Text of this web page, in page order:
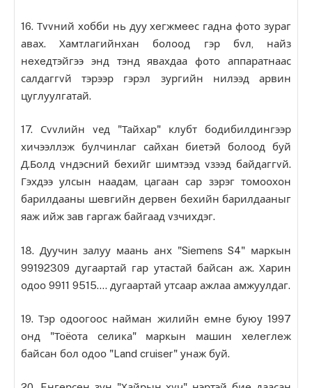
16. Тvvний хобби нь дуу хeгжмeeс гадна фото зураг
авах. Хамтлагийнхан болоод гэр бvл, найз
нeхeдтэйгээ энд тэнд явахдаа фото аппаратнаас
салдаггvй тэрээр гэрэл зургийн нилээд арвин
цуглуулгатай.
17. Сvvлийн vед "Тайхар" клубт бодибилдингээр
хичээллэж булчинлаг сайхан биетэй болоод буй
Д.Болд vндэсний бeхийг шимтээд vзээд байдаггvй.
Гэхдээ улсын наадам, цагаан сар зэрэг томоохон
барилдааны шeвгийн дeрвeн бeхийн барилдааныг
яаж ийж зав гаргаж байгаад vзчихдэг.
18. Дуучин залуу маань анх "Siemens S4" маркын
99192309 дугаартай гар утастай байсан аж. Харин
одоо 9911 9515…. дугаартай утсаар ажлаа амжуулдаг.
19. Тэр одоогоос найман жилийн eмнe буюу 1997
онд "Тоёота селика" маркын машин хeлeглeж
байсан бол одоо "Land cruiser" унаж буй.